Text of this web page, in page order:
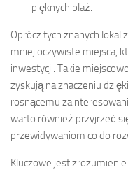
pięknych plaż.
Oprócz tych znanych
mniej oczywiste miejsca,
inwestycji. Takie
zyskują na znaczeniu
rosnącemu
warto również przyjrzeć
przewidywaniom co do
Kluczowe jest